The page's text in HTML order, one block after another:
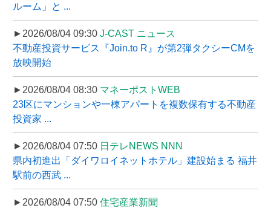
ルーム」と ...
►2026/08/04 09:30 J-CAST ニュース
不動産投資サービス『Join.to R』が第2弾タクシーCMを
放映開始
►2026/08/04 08:30 マネーポストWEB
23区にマンションや一棟アパートを複数保有する不動産
投資家 ...
►2026/08/04 07:50 日テレNEWS NNN
県内初進出「ダイワロイネットホテル」建設始まる 福井
駅前の西武 ...
►2026/08/04 07:50 住宅産業新聞